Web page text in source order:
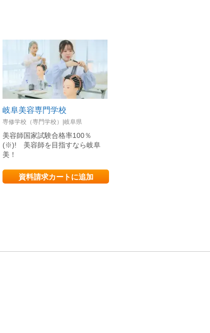
岐阜美容専門学校
専修学校（専門学校）|岐阜県
美容師国家試験合格率100％
(※)! 美容師を目指すなら岐阜
美！
資料請求カートに追加